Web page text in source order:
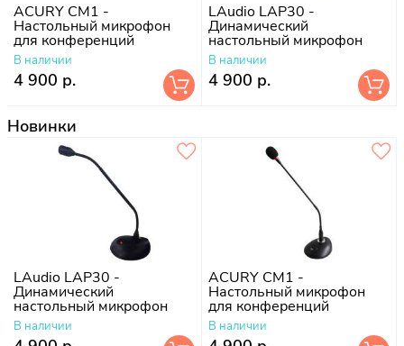
ACURY CM1 -
Настольный микрофон
для конференций
В наличии
4 900 р.
LAudio LAP30 -
Динамический
настольный микрофон
В наличии
4 900 р.
Новинки
LAudio LAP30 -
Динамический
настольный микрофон
В наличии
ACURY CM1 -
Настольный микрофон
для конференций
В наличии